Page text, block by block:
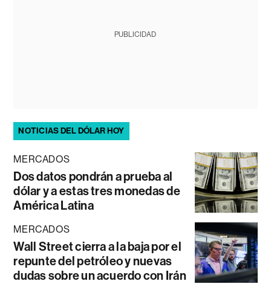
PUBLICIDAD
NOTICIAS DEL DÓLAR HOY
MERCADOS
Dos datos pondrán a prueba al
dólar y a estas tres monedas de
América Latina
MERCADOS
Wall Street cierra a la baja por el
repunte del petróleo y nuevas
dudas sobre un acuerdo con Irán